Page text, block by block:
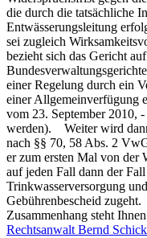
die durch die tatsächliche
Entwässerungsleitung
sei zugleich
bezieht sich das Gericht
einer Regelung durch ein
einer Allgemeinverfügung
vom 23. September 2010,
werden). Weiter wird
nach §§ 70, 58 Abs. 2
er zum ersten Mal von
auf jeden Fall dann der
Trinkwasserversorgung
Gebührenbescheid
Zusammenhang steht
Rechtsanwalt Bernd